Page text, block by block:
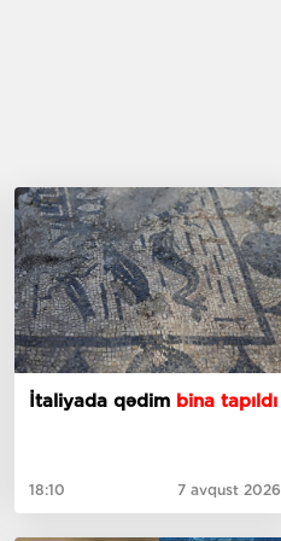
İtaliyada qədim bina tapıldı
18:10 7 avqust 2026